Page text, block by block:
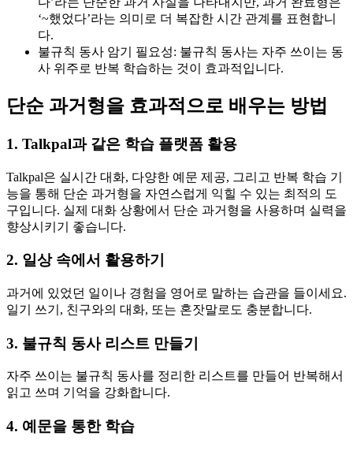
‘~했었다’라는 의미로 더 복잡한 시간 관계를 표현합니
다.
불규칙 동사 암기 필요성: 불규칙 동사는 자주 쓰이는 동
사 위주로 반복 학습하는 것이 효과적입니다.
단순 과거형을 효과적으로 배우는 방법
1. Talkpal과 같은 학습 플랫폼 활용
Talkpal은 실시간 대화, 다양한 예문 제공, 그리고 반복 학습 기
능을 통해 단순 과거형을 자연스럽게 익힐 수 있는 최적의 도
구입니다. 실제 대화 상황에서 단순 과거형을 사용하며 실력을
향상시키기 좋습니다.
2. 일상 속에서 활용하기
과거에 있었던 일이나 경험을 영어로 말하는 습관을 들이세요.
일기 쓰기, 친구와의 대화, 또는 혼잣말로도 충분합니다.
3. 불규칙 동사 리스트 만들기
자주 쓰이는 불규칙 동사를 정리한 리스트를 만들어 반복해서
읽고 쓰며 기억을 강화합니다.
4. 예문을 통한 학습